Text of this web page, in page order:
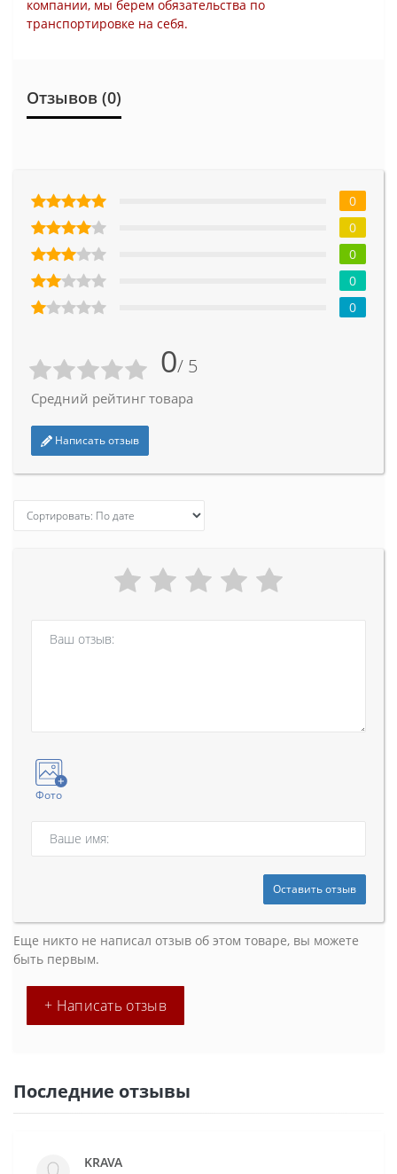
компании, мы берем обязательства по
транспортировке на себя.
Отзывов (0)
0/ 5
Средний рейтинг товара
Написать отзыв
0
0
0
0
0
Фото
Оставить отзыв
Еще никто не написал отзыв об этом товаре, вы можете
быть первым.
+ Написать отзыв
Последние отзывы
KRAVA